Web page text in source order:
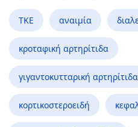
ΤΚΕ αναιμία
κροταφική αρτηρίτιδα
γιγαντοκυτταρική αρτηρίτιδα
κορτικοστεροειδή